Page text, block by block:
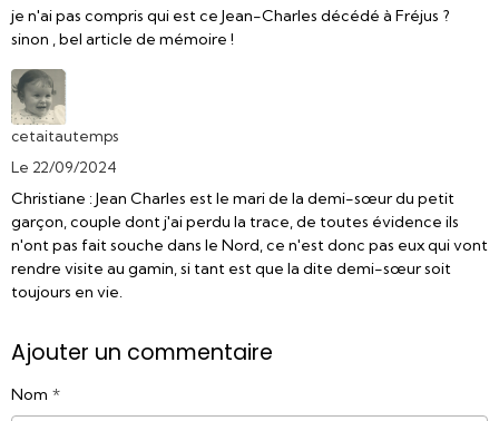
je n'ai pas compris qui est ce Jean-Charles décédé à Fréjus ?
sinon , bel article de mémoire !
cetaitautemps
Le 22/09/2024
Christiane : Jean Charles est le mari de la demi-sœur du petit
garçon, couple dont j'ai perdu la trace, de toutes évidence ils
n'ont pas fait souche dans le Nord, ce n'est donc pas eux qui vont
rendre visite au gamin, si tant est que la dite demi-sœur soit
toujours en vie.
Ajouter un commentaire
Nom